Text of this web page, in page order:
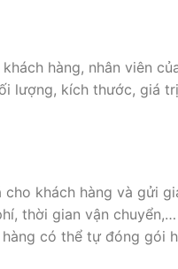
hàng, nhân viên
lượng, kích thước, giá
khách hàng và gửi
thời gian vận
có thể tự đóng gói